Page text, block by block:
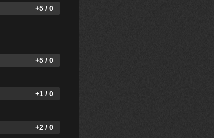
+5 / 0
+5 / 0
+1 / 0
+2 / 0